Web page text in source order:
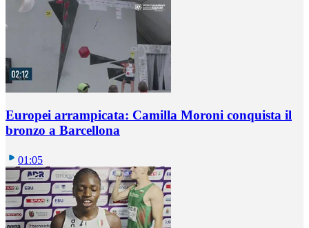
Europei arrampicata: Camilla Moroni conquista il
bronzo a Barcellona
01:05